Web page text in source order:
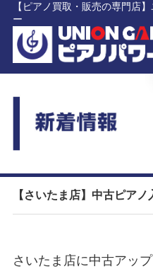
【ピアノ買取・販売の専門店
ー
【さいたま店】中古ピア
さいたま店に中古アッ